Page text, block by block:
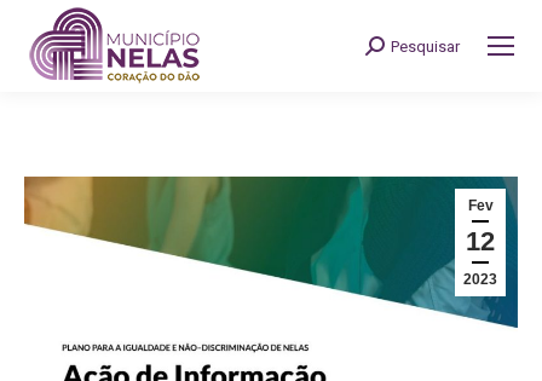
Search:
Pesquisar
Fev
12
2023